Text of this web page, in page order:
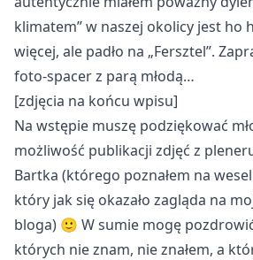
klimatem” w naszej okolicy jest ho
więcej, ale padło na „Fersztel”.
foto-spacer z parą młodą…
[zdjęcia na końcu wpisu]
Na wstępie muszę podziękować
możliwość publikacji zdjęć z
Bartka (którego poznałem na
który jak się okazało zagląda na
bloga) 🙂 W sumie mogę
których nie znam, nie znałem, a